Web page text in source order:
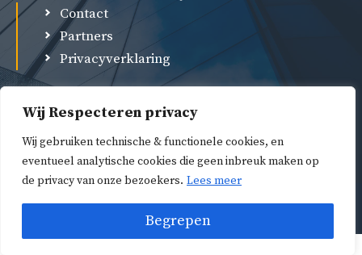
Wij Respecteren privacy
Wij gebruiken technische & functionele cookies, en
eventueel analytische cookies die geen inbreuk maken op
de privacy van onze bezoekers. Lees meer
Begrepen
Contact
Partners
Privacyverklaring
© 2026 Damman Advocaten •